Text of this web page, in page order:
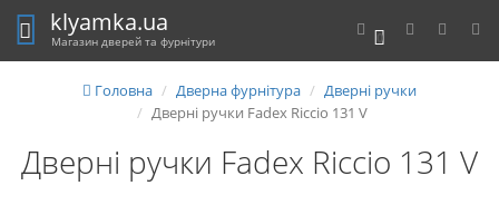
0
klyamka.ua
Магазин дверей та фурнітури
Головна Дверна фурнітура
Дверні ручки
Дверні ручки Fadex Riccio 131 V
Дверні ручки Fadex Riccio 131 V